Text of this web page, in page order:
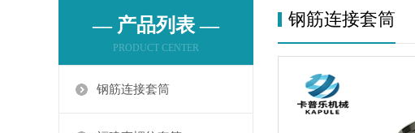
— 产品列表 —
PRODUCT CENTER
钢筋连接套筒
钢筋连接套筒